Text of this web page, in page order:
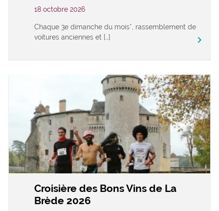
18 octobre 2026
Chaque 3e dimanche du mois*, rassemblement de
voitures anciennes et […]
keyboard_arrow_right
Croisière des Bons Vins de La
Brède 2026